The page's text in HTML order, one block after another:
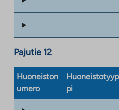
Pajutie 12
Huoneiston
umero
Huoneistotyyp
pi